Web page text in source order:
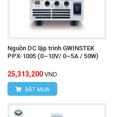
Nguồn DC lập trình GWINSTEK
PPX-1005 (0~10V/ 0~5A / 50W)
25,313,200 VND
ĐẶT MUA